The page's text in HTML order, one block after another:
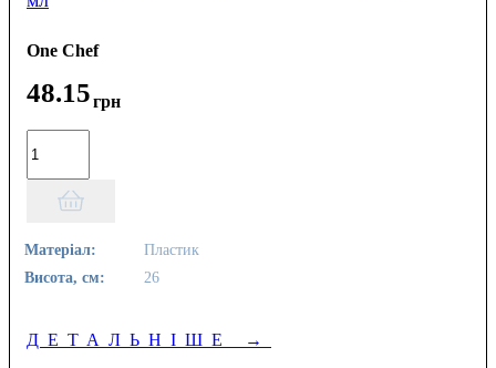
One Chef
48.15грн
Матеріал:
Пластик
Висота, см:
26
ДЕТАЛЬНІШЕ →